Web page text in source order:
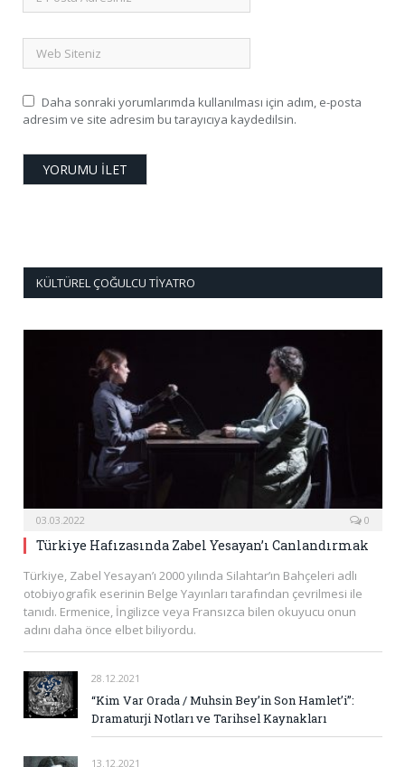
Daha sonraki yorumlarımda kullanılması için adım, e-posta
adresim ve site adresim bu tarayıcıya kaydedilsin.
KÜLTÜREL ÇOĞULCU TIYATRO
03.03.2022 0
Türkiye Hafızasında Zabel Yesayan’ı Canlandırmak
Türkiye, Zabel Yesayan’ı 2000 yılında Silahtar’ın Bahçeleri adlı
otobiyografik eserinin Belge Yayınları tarafından çevrilmesi ile
tanıdı. Ermenice, İngilizce veya Fransızca bilen okuyucu onun
adını daha önce elbet biliyordu.
28.12.2021
“Kim Var Orada / Muhsin Bey’in Son Hamlet’i”:
Dramaturji Notları ve Tarihsel Kaynakları
13.12.2021